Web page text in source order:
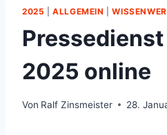
2025 |ALLGEMEIN |
2025 online
Von Ralf Zinsmeister 28.